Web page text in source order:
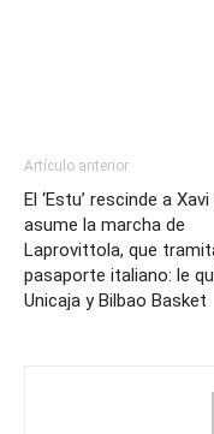
Artículo anterior
El ‘Estu’ rescinde a
asume la marcha de
Laprovittola, que
pasaporte italiano: le
Unicaja y Bilbao Basket